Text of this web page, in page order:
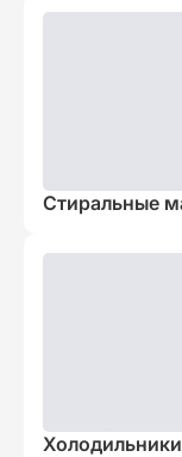
Стиральные
Холодильники